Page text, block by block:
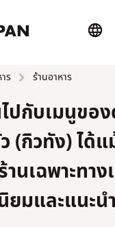
ร ร้านอาหาร
ปกับเมนูของ
(กิวทัง) ได้แ
านเฉพาะทา
มและแนะน